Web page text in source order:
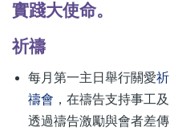
實踐大使命。
祈禱
每月第一主日舉行關愛祈
禱會 ，在禱告支持事工及
透過禱告激勵與會者差傳